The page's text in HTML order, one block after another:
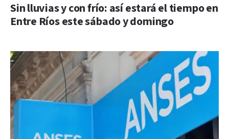
Sin lluvias y con frío: así estará el tiempo en
Entre Ríos este sábado y domingo